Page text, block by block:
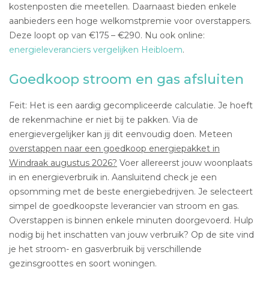
kostenposten die meetellen. Daarnaast bieden enkele
aanbieders een hoge welkomstpremie voor overstappers.
Deze loopt op van €175 – €290. Nu ook online:
energieleveranciers vergelijken Heibloem.
Goedkoop stroom en gas afsluiten
Feit: Het is een aardig gecompliceerde calculatie. Je hoeft
de rekenmachine er niet bij te pakken. Via de
energievergelijker kan jij dit eenvoudig doen. Meteen
overstappen naar een goedkoop energiepakket in
Windraak augustus 2026? Voer allereerst jouw woonplaats
in en energieverbruik in. Aansluitend check je een
opsomming met de beste energiebedrijven. Je selecteert
simpel de goedkoopste leverancier van stroom en gas.
Overstappen is binnen enkele minuten doorgevoerd. Hulp
nodig bij het inschatten van jouw verbruik? Op de site vind
je het stroom- en gasverbruik bij verschillende
gezinsgroottes en soort woningen.